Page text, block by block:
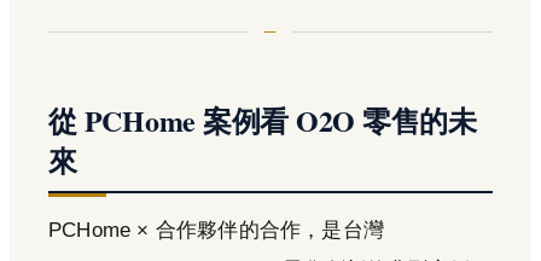
從 PCHome 案例看 O2O 零售的未
來
PCHome × 合作夥伴的合作，是台灣